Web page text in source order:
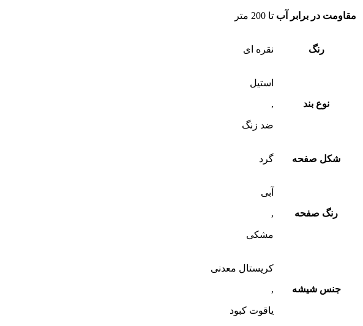
مقاومت در برابر آب تا 200 متر
رنگ نقره ای
نوع بند
استیل
,
ضد زنگ
شکل صفحه گرد
رنگ صفحه
آبی
,
مشکی
جنس شیشه
کریستال معدنی
,
یاقوت کبود